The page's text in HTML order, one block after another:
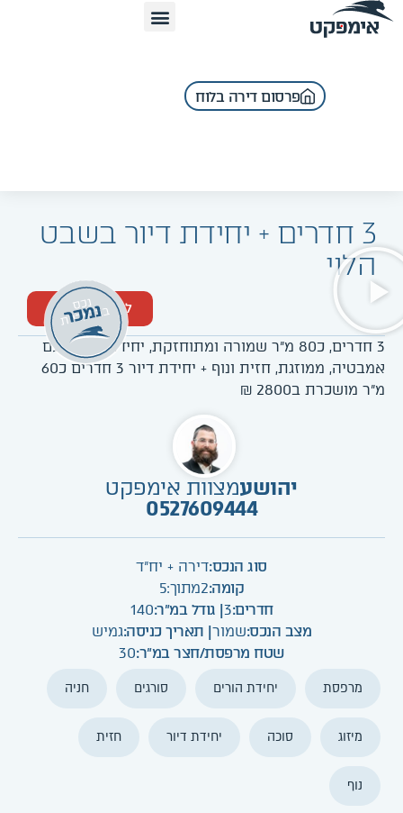
פרסום דירה בלוח
3 חדרים + יחידת דיור בשבט
הלוי
לגלריה המלאה
3 חדרים, כ80 מ"ר שמורה ומתוחזקת, יחידת הורים עם
אמבטיה, ממוזגת, חזית ונוף + יחידת דיור 3 חדרים כ60
מ"ר מושכרת ב2800 ₪
יהושעמצוות אימפקט
0527609444
סוג הנכס:דירה + יח"ד
קומה:2מתוך:5
חדרים:3| גודל במ"ר:140
מצב הנכס:שמור| תאריך כניסה:גמיש
שטח מרפסת/חצר במ"ר:30
מרפסת יחידת הורים סורגים חניה
מיזוג סוכה יחידת דיור חזית
נוף